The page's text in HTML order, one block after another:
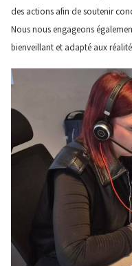
des actions afin de soutenir
Nous nous engageons
bienveillant et adapté aux